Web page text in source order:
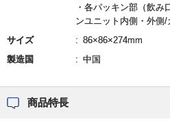
・各パッキン部（飲み
ンユニット内側・外側
サイズ
86×86×274mm
製造国
中国
商品特長